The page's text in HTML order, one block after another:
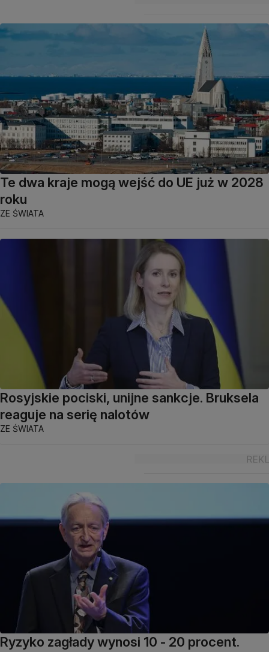
Te dwa kraje mogą wejść do UE już w 2028
roku
ZE ŚWIATA
Rosyjskie pociski, unijne sankcje. Bruksela
reaguje na serię nalotów
ZE ŚWIATA
Ryzyko zagłady wynosi 10 - 20 procent.